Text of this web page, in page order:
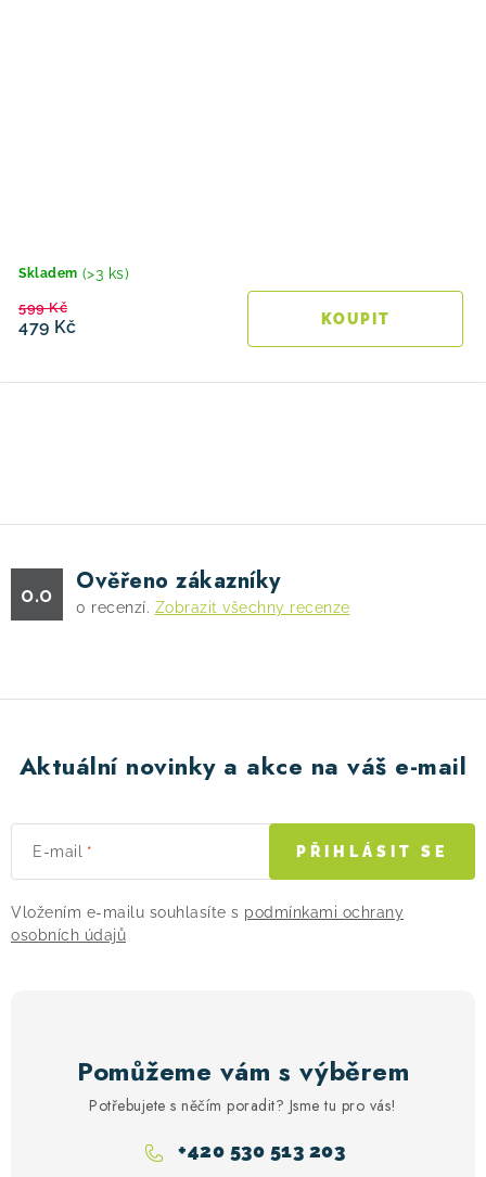
Skladem (>3 ks)
479 Kč
599 Kč
á
d
a
c
r
k
y
v
p
i
s
0.0 Ověřeno zákazníky
0 recenzí. Zobrazit všechny recenze
Aktuální novinky a akce na váš e-mail
E-mail
Vložením e-mailu souhlasíte s podmínkami ochrany
osobních údajů
PŘIHLÁSIT SE
Pomůžeme vám s výběrem
Potřebujete s něčím poradit? Jsme tu pro vás!
+420 530 513 203